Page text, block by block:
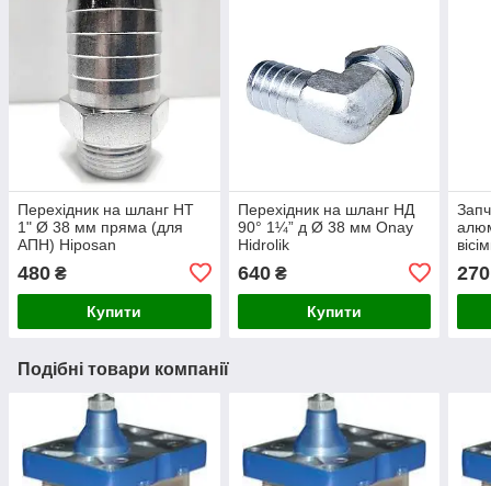
Перехідник на шланг НТ
1" Ø 38 мм пряма (для
АПН) Hiposan
480 ₴
Купити
Перехідник на шланг НД
90° 1¼” д Ø 38 мм Onay
Hidrolik
640₴
Купити
270
Подібні товари компанії